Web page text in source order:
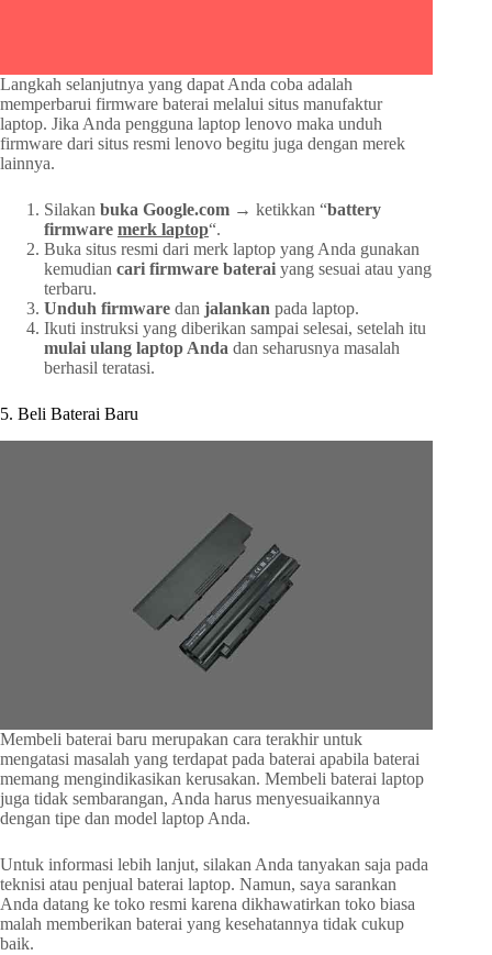
Langkah selanjutnya yang dapat Anda coba adalah
memperbarui firmware baterai melalui situs manufaktur
laptop. Jika Anda pengguna laptop lenovo maka unduh
firmware dari situs resmi lenovo begitu juga dengan merek
lainnya.
Silakan buka Google.com → ketikkan “battery
firmware merk laptop“.
Buka situs resmi dari merk laptop yang Anda gunakan
kemudian cari firmware baterai yang sesuai atau yang
terbaru.
Unduh firmware dan jalankan pada laptop.
Ikuti instruksi yang diberikan sampai selesai, setelah itu
mulai ulang laptop Anda dan seharusnya masalah
berhasil teratasi.
5. Beli Baterai Baru
Membeli baterai baru merupakan cara terakhir untuk
mengatasi masalah yang terdapat pada baterai apabila baterai
memang mengindikasikan kerusakan. Membeli baterai laptop
juga tidak sembarangan, Anda harus menyesuaikannya
dengan tipe dan model laptop Anda.
Untuk informasi lebih lanjut, silakan Anda tanyakan saja pada
teknisi atau penjual baterai laptop. Namun, saya sarankan
Anda datang ke toko resmi karena dikhawatirkan toko biasa
malah memberikan baterai yang kesehatannya tidak cukup
baik.